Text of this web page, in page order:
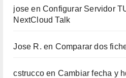
jose en Configurar Servidor
NextCloud Talk
Jose R. en Comparar dos
cstruccoen Cambiar fecha y